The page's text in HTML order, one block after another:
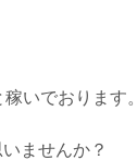
いでおります。
ませんか？